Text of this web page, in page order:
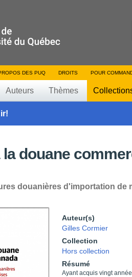
DES PUQ DROITS POUR
Auteurs Thèmes
douane
douanières d'importation de
Auteur(s)
Gilles Cormier
Collection
Hors collection
Résumé
Ayant acquis vingt